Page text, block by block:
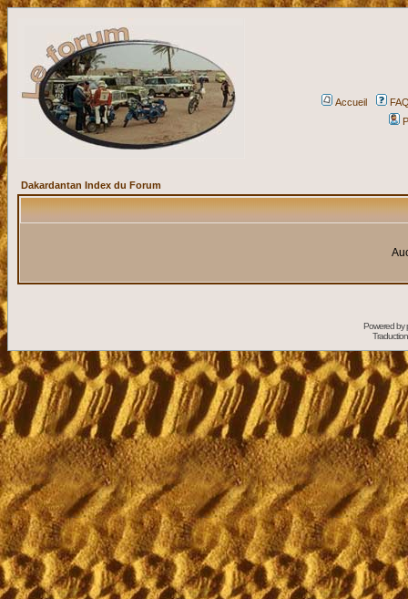
Accueil
Dakardantan Index du Forum
Powered by